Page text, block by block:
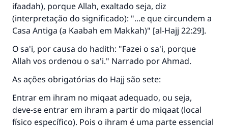
ifaadah), porque Allah, exaltado seja, diz
(interpretação do significado): "...e que circundem a
Casa Antiga (a Kaabah em Makkah)" [al-Hajj 22:29].
O sa'i, por causa do hadith: "Fazei o sa'i, porque
Allah vos ordenou o sa'i." Narrado por Ahmad.
As ações obrigatórias do Hajj são sete:
Entrar em ihram no miqaat adequado, ou seja,
deve-se entrar em ihram a partir do miqaat (local
físico específico). Pois o ihram é uma parte essencial